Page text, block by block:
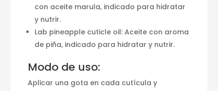
con aceite marula, indicado para hidratar
y nutrir.
Lab pineapple cuticle oil: Aceite con aroma
de piña, indicado para hidratar y nutrir.
Modo de uso:
Aplicar una gota en cada cutícula y